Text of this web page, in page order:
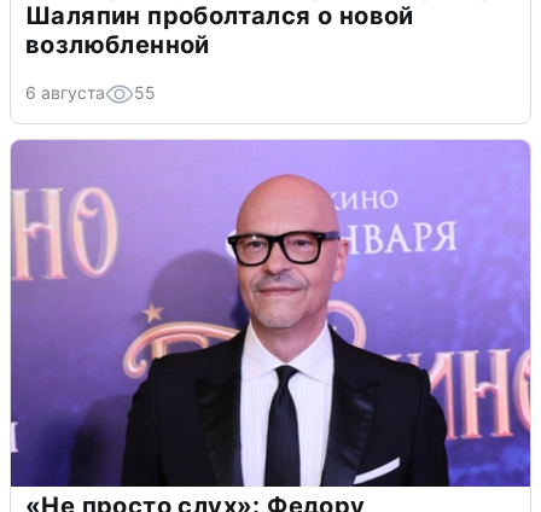
Шаляпин проболтался о новой
возлюбленной
6 августа 55
«Не просто слух»: Федору